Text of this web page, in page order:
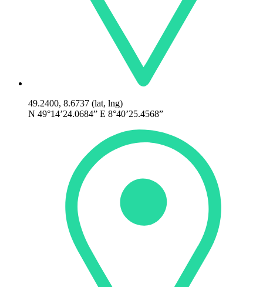
49.2400, 8.6737 (lat, lng)
N 49°14’24.0684” E 8°40’25.4568”